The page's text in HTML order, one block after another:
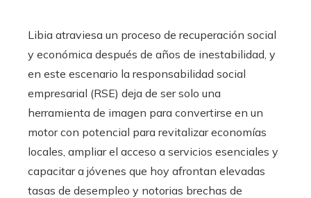
Libia atraviesa un proceso de recuperación social
y económica después de años de inestabilidad, y
en este escenario la responsabilidad social
empresarial (RSE) deja de ser solo una
herramienta de imagen para convertirse en un
motor con potencial para revitalizar economías
locales, ampliar el acceso a servicios esenciales y
capacitar a jóvenes que hoy afrontan elevadas
tasas de desempleo y notorias brechas de